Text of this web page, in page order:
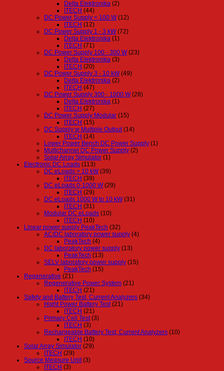
Delta Elektronika (2)
ITECH (44)
DC Power Supply < 100 W (12)
ITECH (12)
DC Power Supply 1 - 3 kW (72)
Delta Elektronika (1)
ITECH (71)
DC Power Supply 100 - 300 W (23)
Delta Elektronika (3)
ITECH (20)
DC Power Supply 3 - 10 kW (49)
Delta Elektronika (2)
ITECH (47)
DC Power Supply 300 - 1000 W (28)
Delta Elektronika (1)
ITECH (27)
DC Power Supply Modular (15)
ITECH (15)
DC Supply w Multiple Output (14)
ITECH (14)
Lower Power Bench DC Power Supply (1)
Multichannel DC Power Supply (2)
Solar Array Simulator (1)
Electronic DC Loads (113)
DC eLoads > 10 kW (39)
ITECH (39)
DC eLoads 0-1000 W (29)
ITECH (29)
DC eLoads 1000 W to 10 kW (31)
ITECH (31)
Modular DC eLoads (10)
ITECH (10)
Linear power supply PeakTech (32)
AC/DC laboratory power supply (4)
PeakTech (4)
DC laboratory power supply (13)
PeakTech (13)
SELV laboratory power supply (15)
PeakTech (15)
Regenerative (21)
Regenerative Power System (21)
ITECH (21)
Safety and Battery Test, Current Analyzers (34)
Hight Power Battery Test (21)
ITECH (21)
Primary Cell Test (3)
ITECH (3)
Rechargeable Battery Test, Current Analyzers (10)
ITECH (10)
Solar Array Simulator (29)
ITECH (29)
Source Measure Unit (3)
ITECH (3)